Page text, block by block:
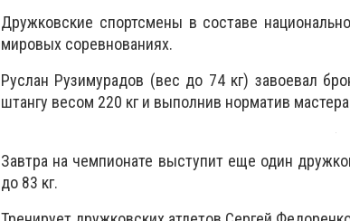
Дружковские спортсмены в составе
мировых соревнованиях.
Руслан Рузимурадов (вес до 74 кг) завоевал
штангу весом 220 кг и выполнив норматив
Завтра на чемпионате выступит еще один
до 83 кг.